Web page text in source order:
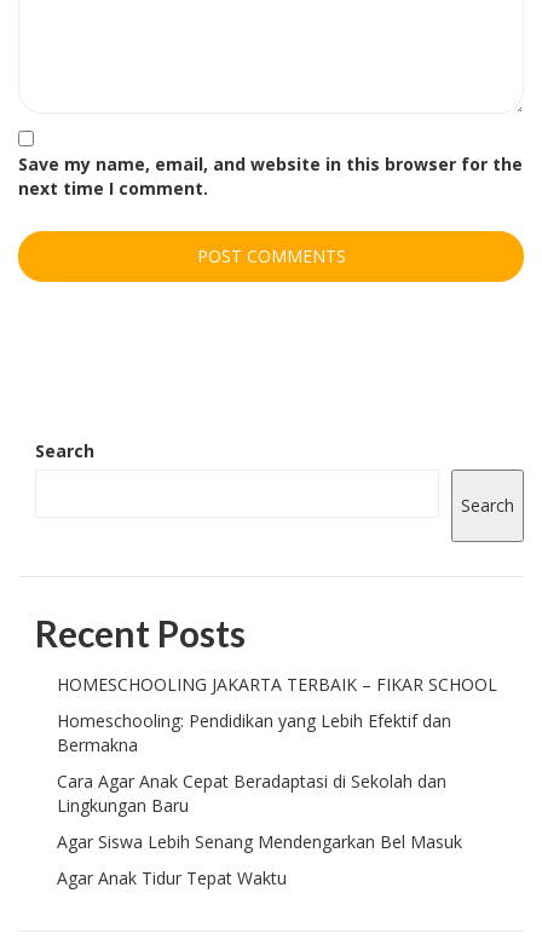
Save my name, email, and website in this browser for the
next time I comment.
Search
Search
Recent Posts
HOMESCHOOLING JAKARTA TERBAIK – FIKAR SCHOOL
Homeschooling: Pendidikan yang Lebih Efektif dan
Bermakna
Cara Agar Anak Cepat Beradaptasi di Sekolah dan
Lingkungan Baru
Agar Siswa Lebih Senang Mendengarkan Bel Masuk
Agar Anak Tidur Tepat Waktu